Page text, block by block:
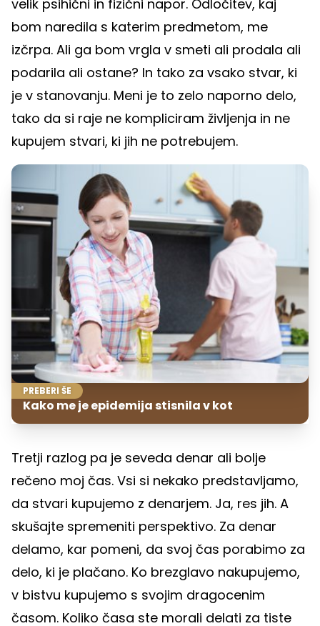
velik psihični in fizični napor. Odločitev, kaj
bom naredila s katerim predmetom, me
izčrpa. Ali ga bom vrgla v smeti ali prodala ali
podarila ali ostane? In tako za vsako stvar, ki
je v stanovanju. Meni je to zelo naporno delo,
tako da si raje ne kompliciram življenja in ne
kupujem stvari, ki jih ne potrebujem.
PREBERI ŠE
Kako me je epidemija stisnila v kot
Tretji razlog pa je seveda denar ali bolje
rečeno moj čas. Vsi si nekako predstavljamo,
da stvari kupujemo z denarjem. Ja, res jih. A
skušajte spremeniti perspektivo. Za denar
delamo, kar pomeni, da svoj čas porabimo za
delo, ki je plačano. Ko brezglavo nakupujemo,
v bistvu kupujemo s svojim dragocenim
časom. Koliko časa ste morali delati za tiste